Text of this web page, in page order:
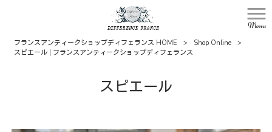
Menu
フランスアンティークショップディフェランス HOME > Shop Online
>
スピエール | フランスアンティークショップディフェランス
スピエール